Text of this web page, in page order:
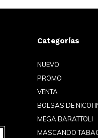
Categorías
NUEVO
PROMO
VENTA
BOLSAS DE
MEGA BARATTOLI
MASCANDO